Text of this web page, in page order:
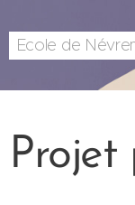
Ecole de
Projet